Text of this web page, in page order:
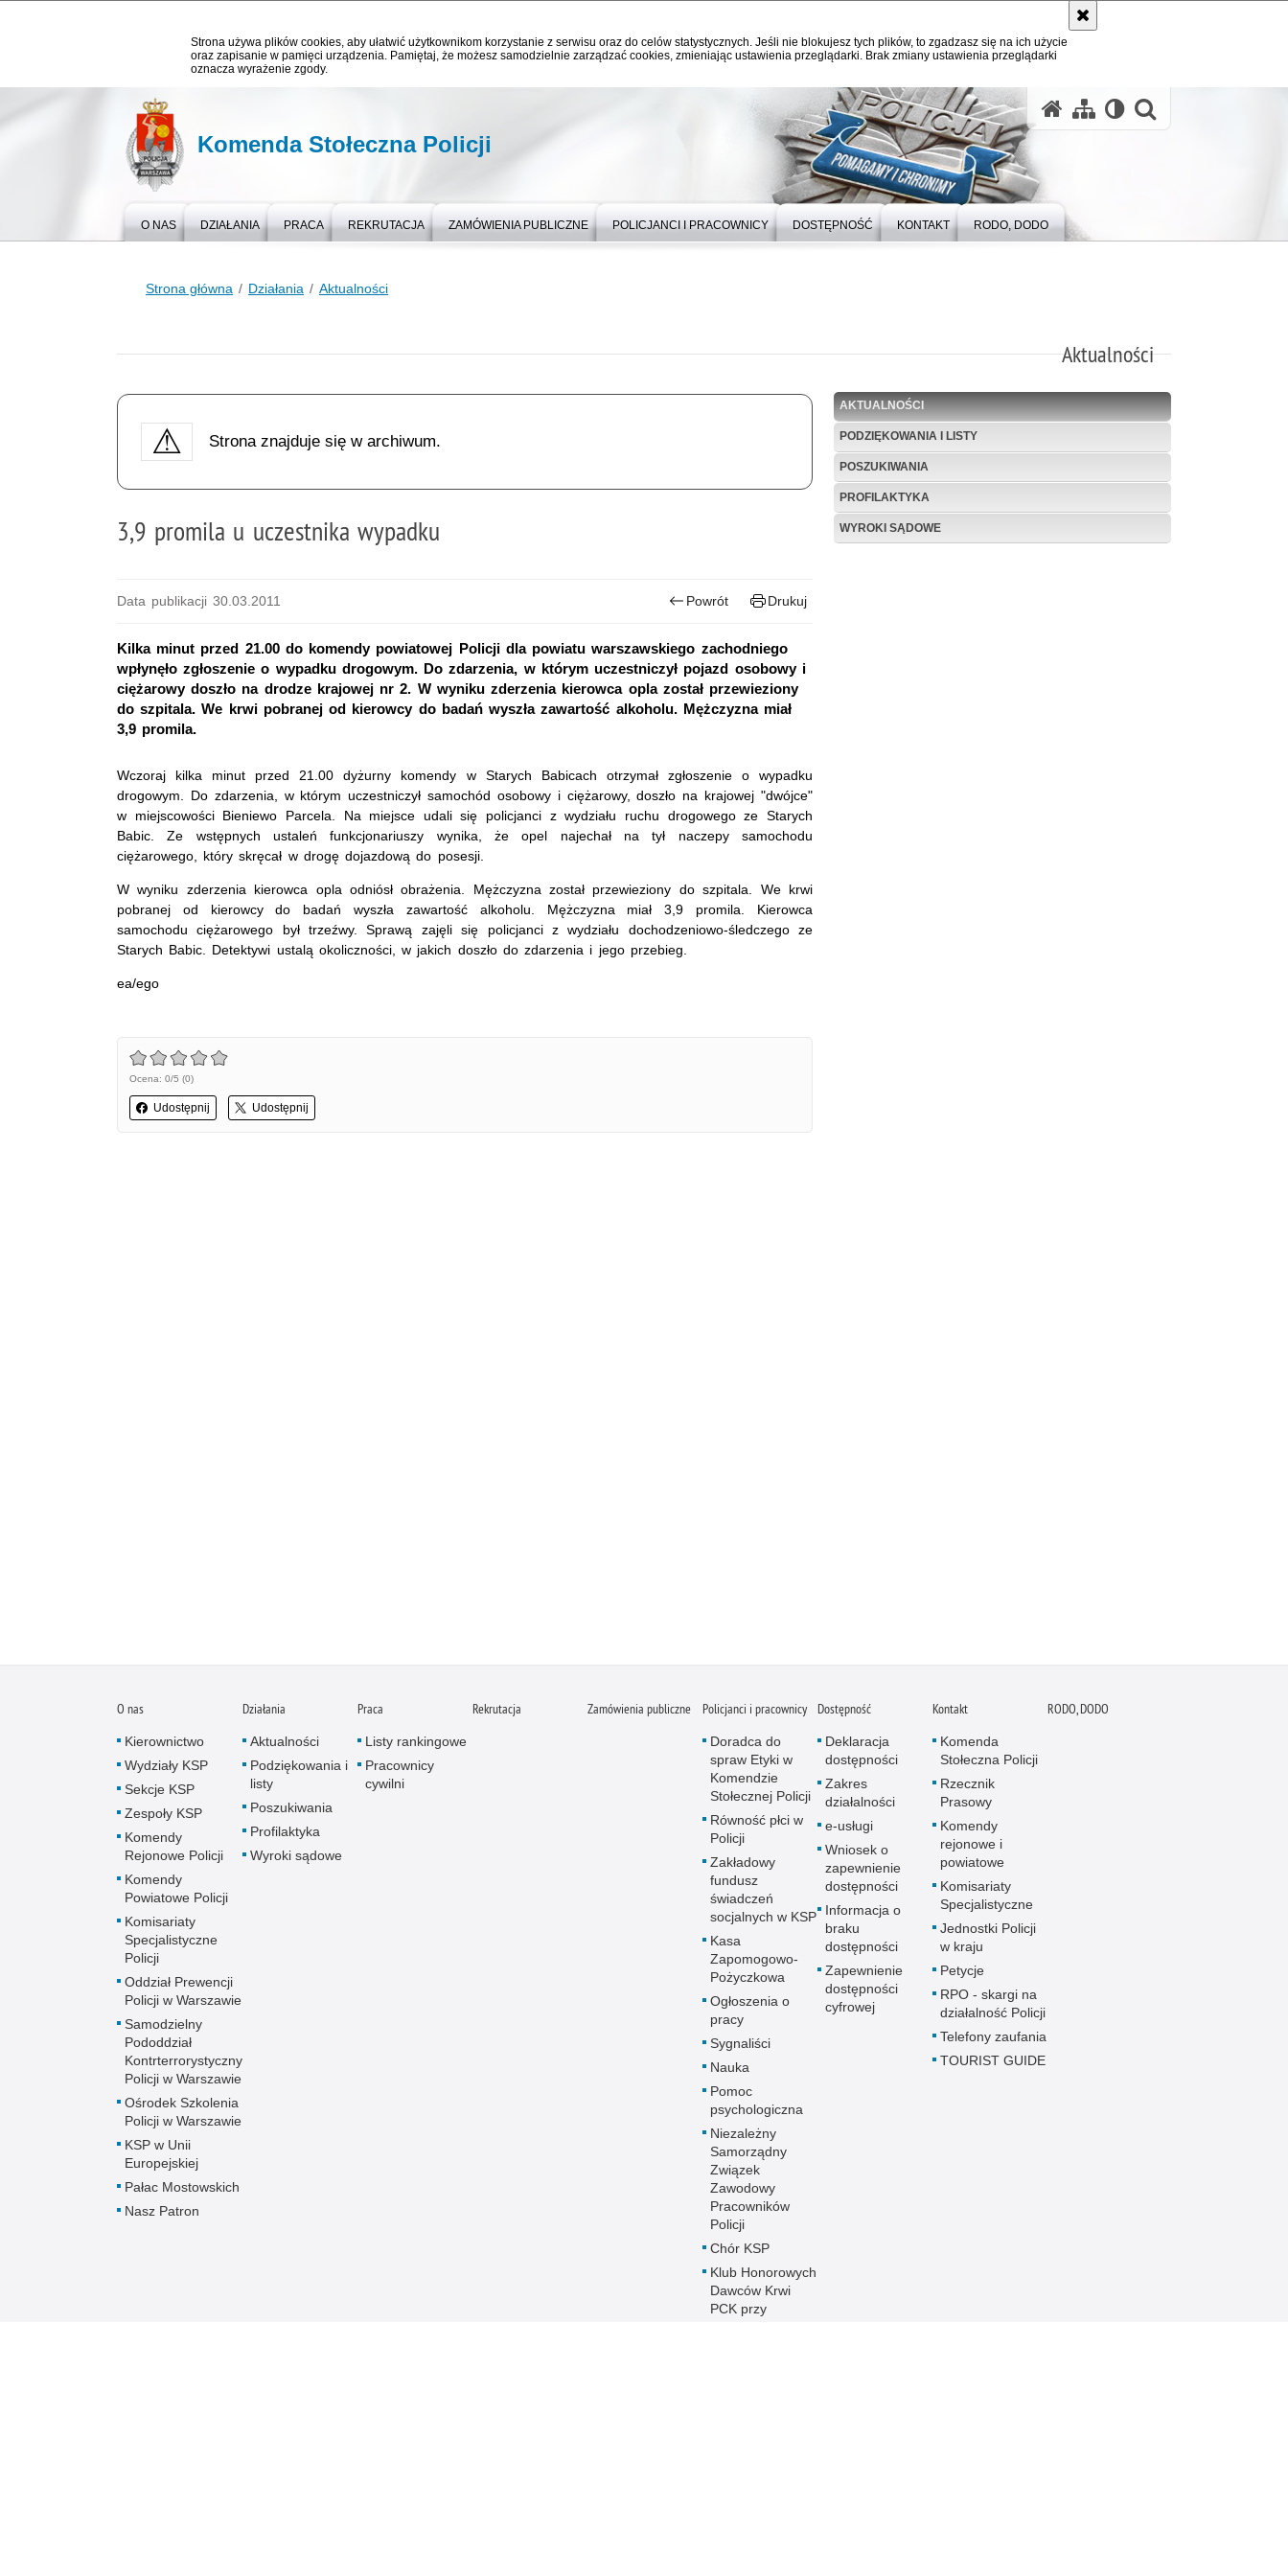
Strona używa plików cookies, aby ułatwić użytkownikom korzystanie z serwisu oraz do celów statystycznych. Jeśli nie blokujesz tych plików, to zgadzasz się na ich użycie
oraz zapisanie w pamięci urządzenia. Pamiętaj, że możesz samodzielnie zarządzać cookies, zmieniając ustawienia przeglądarki. Brak zmiany ustawienia przeglądarki
oznacza wyrażenie zgody.
Komenda Stołeczna Policji
O NAS DZIAŁANIA PRACA REKRUTACJA ZAMÓWIENIA PUBLICZNE POLICJANCI I PRACOWNICY DOSTĘPNOŚĆ KONTAKT RODO, DODO
Strona główna Działania Aktualności
Aktualności
Strona znajduje się w archiwum.
3,9 promila u uczestnika wypadku
Data publikacji 30.03.2011 Powrót Drukuj
Kilka minut przed 21.00 do komendy powiatowej Policji dla powiatu warszawskiego zachodniego
wpłynęło zgłoszenie o wypadku drogowym. Do zdarzenia, w którym uczestniczył pojazd osobowy i
ciężarowy doszło na drodze krajowej nr 2. W wyniku zderzenia kierowca opla został przewieziony
do szpitala. We krwi pobranej od kierowcy do badań wyszła zawartość alkoholu. Mężczyzna miał
3,9 promila.
Wczoraj kilka minut przed 21.00 dyżurny komendy w Starych Babicach otrzymał zgłoszenie o wypadku
drogowym. Do zdarzenia, w którym uczestniczył samochód osobowy i ciężarowy, doszło na krajowej "dwójce"
w miejscowości Bieniewo Parcela. Na miejsce udali się policjanci z wydziału ruchu drogowego ze Starych
Babic. Ze wstępnych ustaleń funkcjonariuszy wynika, że opel najechał na tył naczepy samochodu
ciężarowego, który skręcał w drogę dojazdową do posesji.
W wyniku zderzenia kierowca opla odniósł obrażenia. Mężczyzna został przewieziony do szpitala. We krwi
pobranej od kierowcy do badań wyszła zawartość alkoholu. Mężczyzna miał 3,9 promila. Kierowca
samochodu ciężarowego był trzeźwy. Sprawą zajęli się policjanci z wydziału dochodzeniowo-śledczego ze
Starych Babic. Detektywi ustalą okoliczności, w jakich doszło do zdarzenia i jego przebieg.
ea/ego
Ocena: 0/5 (0)
Udostępnij Udostępnij
AKTUALNOŚCI
PODZIĘKOWANIA I LISTY
POSZUKIWANIA
PROFILAKTYKA
WYROKI SĄDOWE
O nas
Kierownictwo
Wydziały KSP
Sekcje KSP
Zespoły KSP
Komendy
Rejonowe Policji
Komendy
Powiatowe Policji
Komisariaty
Specjalistyczne
Policji
Oddział Prewencji
Policji w Warszawie
Samodzielny
Pododdział
Kontrterrorystyczny
Policji w Warszawie
Ośrodek Szkolenia
Policji w Warszawie
KSP w Unii
Europejskiej
Pałac Mostowskich
Nasz Patron
Działania
Aktualności
Podziękowania i
listy
Poszukiwania
Profilaktyka
Wyroki sądowe
Praca
Listy rankingowe
Pracownicy
cywilni
Rekrutacja Zamówienia publiczne Policjanci i pracownicy
Doradca do
spraw Etyki w
Komendzie
Stołecznej Policji
Równość płci w
Policji
Zakładowy
fundusz
świadczeń
socjalnych w KSP
Kasa
Zapomogowo-
Pożyczkowa
Ogłoszenia o
pracy
Sygnaliści
Nauka
Pomoc
psychologiczna
Niezależny
Samorządny
Związek
Zawodowy
Pracowników
Policji
Chór KSP
Klub Honorowych
Dawców Krwi
PCK przy
Dostępność
Deklaracja
dostępności
Zakres
działalności
e-usługi
Wniosek o
zapewnienie
dostępności
Informacja o
braku
dostępności
Zapewnienie
dostępności
cyfrowej
Kontakt
Komenda
Stołeczna Policji
Rzecznik
Prasowy
Komendy
rejonowe i
powiatowe
Komisariaty
Specjalistyczne
Jednostki Policji
w kraju
Petycje
RPO - skargi na
działalność Policji
Telefony zaufania
TOURIST GUIDE
RODO, DODO